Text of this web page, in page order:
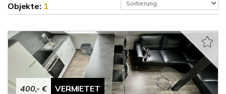
Objekte: 1
400,- € VERMIETET